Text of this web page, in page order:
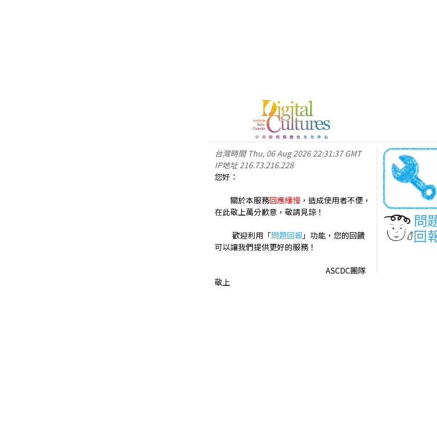
台灣時間 Thu, 06 Aug 2026 22:31:37 GMT
IP地址216.73.216.228
您好：
關於本服務回應緩慢 ，造成使用者不便，
在此敬上萬分歉意，敬請見諒！
歡迎利用「問題回報」功能，您的回饋
可以讓我們提供更好的服務！
ASCDC團隊
敬上
問
回